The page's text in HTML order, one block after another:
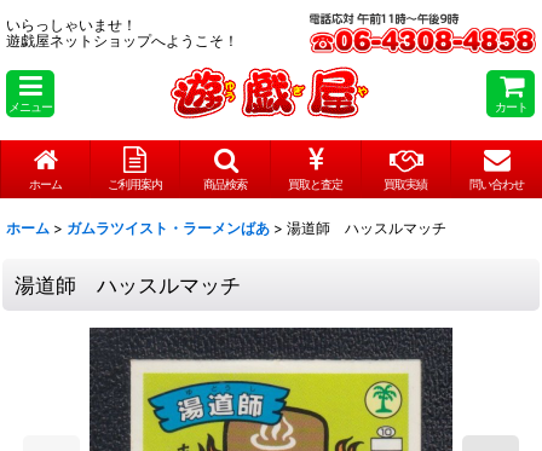
いらっしゃいませ！
遊戯屋ネットショップへようこそ！
メニュー カート
ホーム ご利用案内 商品検索 買取と査定 買取実績 問い合わせ
ホーム > ガムラツイスト・ラーメンばあ > 湯道師 ハッスルマッチ
湯道師 ハッスルマッチ